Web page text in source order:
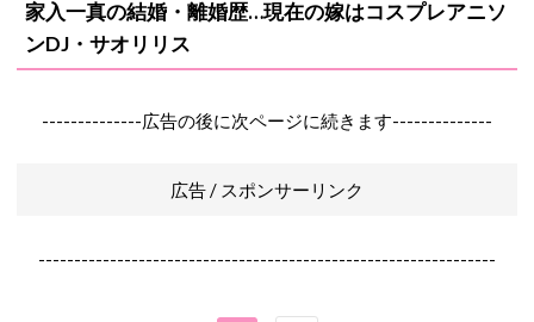
家入一真の結婚・離婚歴…現在の嫁はコスプレアニソ
ンDJ・ サオリリス
--------------広告の後に次ページに続きます--------------
広告 / スポンサーリンク
----------------------------------------------------------------